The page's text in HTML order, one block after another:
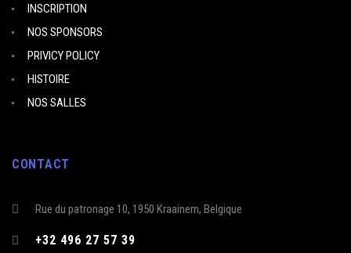
INSCRIPTION
NOS SPONSORS
PRIVICY POLICY
HISTOIRE
NOS SALLES
CONTACT
Rue du patronage 10, 1950 Kraainem, Belgique
+32 496 27 57 39